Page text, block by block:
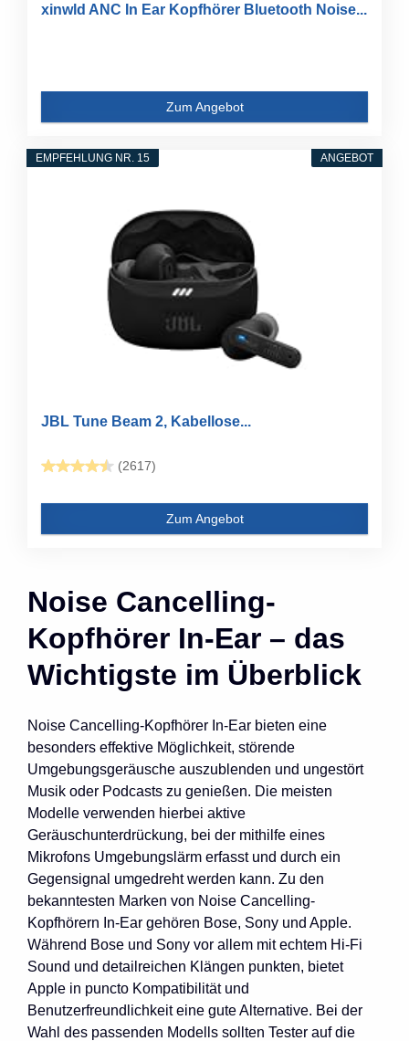
xinwld ANC In Ear Kopfhörer Bluetooth Noise...
Zum Angebot
ANGEBOT
EMPFEHLUNG NR. 15
JBL Tune Beam 2, Kabellose...
(2617)
Zum Angebot
Noise Cancelling-
Kopfhörer In-Ear – das
Wichtigste im Überblick
Noise Cancelling-Kopfhörer In-Ear bieten eine
besonders effektive Möglichkeit, störende
Umgebungsgeräusche auszublenden und ungestört
Musik oder Podcasts zu genießen. Die meisten
Modelle verwenden hierbei aktive
Geräuschunterdrückung, bei der mithilfe eines
Mikrofons Umgebungslärm erfasst und durch ein
Gegensignal umgedreht werden kann. Zu den
bekanntesten Marken von Noise Cancelling-
Kopfhörern In-Ear gehören Bose, Sony und Apple.
Während Bose und Sony vor allem mit echtem Hi-Fi
Sound und detailreichen Klängen punkten, bietet
Apple in puncto Kompatibilität und
Benutzerfreundlichkeit eine gute Alternative. Bei der
Wahl des passenden Modells sollten Tester auf die